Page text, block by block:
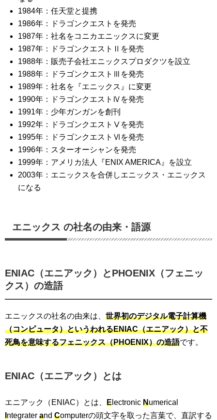
1984年：任天堂と提携
1986年：ドラゴンクエストを発売
1987年：社名をコニカエニックスに変更
1987年：ドラゴンクエストⅡを発売
1988年：販売子会社エニックスプロダクツを設立
1988年：ドラゴンクエストⅢを発売
1989年：社名を『エニックス』に変更
1990年：ドラゴンクエストⅣを発売
1991年：少年ガンガンを創刊
1992年：ドラゴンクエストⅤを発売
1995年：ドラゴンクエストⅥを発売
1996年：スターオーシャンを発売
1999年：アメリカ法人『ENIX AMERICA』を設立
2003年：エニックスを合併しエニックス・エニックス
になる
エニックス の社名の由来・語源
ENIAC（エニアック）とPHOENIX（フェニッ
クス）の造語
エニックスの社名の由来は、 世界初のデジタル電子計算機
（コンピュータ）というわれるENIAC（エニアック）と不
死鳥を意味するフェニックス（PHOENIX）の造語です。
ENIAC（エニアック）とは
エニアック（ENIAC）とは、 E lectronic Numerical
Integrater and Computerの頭文字を取った言葉で、直訳する